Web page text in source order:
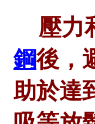
壓力
鋼後，
助於達